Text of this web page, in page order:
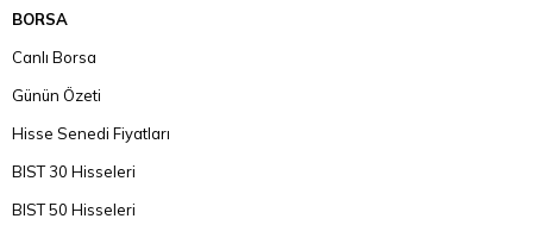
BORSA
Canlı Borsa
Günün Özeti
Hisse Senedi Fiyatları
BIST 30 Hisseleri
BIST 50 Hisseleri